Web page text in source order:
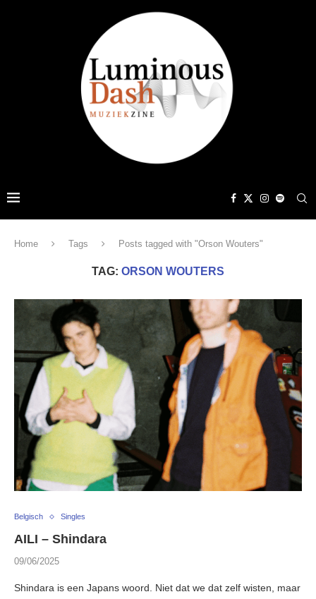
Home Tags Posts tagged with "Orson Wouters"
TAG: ORSON WOUTERS
Belgisch Singles
AILI – Shindara
09/06/2025
Shindara is een Japans woord. Niet dat we dat zelf wisten, maar